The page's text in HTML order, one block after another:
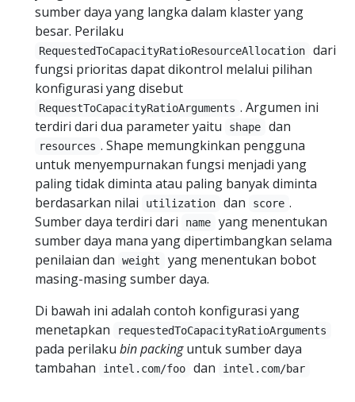
sumber daya yang langka dalam klaster yang
besar. Perilaku
RequestedToCapacityRatioResourceAllocation
dari
fungsi prioritas dapat dikontrol melalui pilihan
konfigurasi yang disebut
RequestToCapacityRatioArguments . Argumen ini
terdiri dari dua parameter yaitu
shape dan
resources . Shape memungkinkan pengguna
untuk menyempurnakan fungsi menjadi yang
paling tidak diminta atau paling banyak diminta
berdasarkan nilai
utilization dan score .
Sumber daya terdiri dari
name
yang menentukan
sumber daya mana yang dipertimbangkan selama
penilaian dan
weight
yang menentukan bobot
masing-masing sumber daya.
Di bawah ini adalah contoh konfigurasi yang
menetapkan
requestedToCapacityRatioArguments
pada perilaku bin packinguntuk sumber daya
tambahan
intel.com/foo dan intel.com/bar